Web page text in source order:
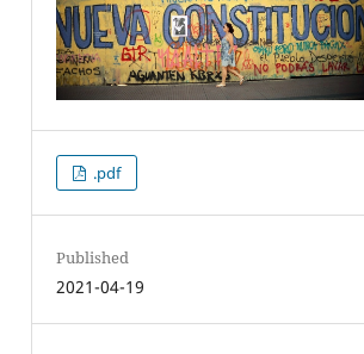
.pdf
Published
2021-04-19